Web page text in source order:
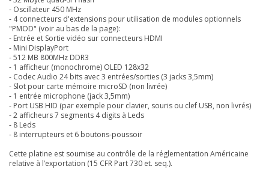
- Oscillateur 450 MHz
- 4 connecteurs d'extensions pour utilisation de modules optionnels
"PMOD" (voir au bas de la page):
- Entrée et Sortie vidéo sur connecteurs HDMI
- Mini DisplayPort
- 512 MB 800MHz DDR3
- 1 afficheur (monochrome) OLED 128x32
- Codec Audio 24 bits avec 3 entrées/sorties (3 jacks 3,5mm)
- Slot pour carte mémoire microSD (non livrée)
- 1 entrée microphone (jack 3,5mm)
- Port USB HID (par exemple pour clavier, souris ou clef USB, non livrés)
- 2 afficheurs 7 segments 4 digits à Leds
- 8 Leds
- 8 interrupteurs et 6 boutons-poussoir
Cette platine est soumise au contrôle de la réglementation Américaine
relative à l’exportation (15 CFR Part 730 et. seq.).